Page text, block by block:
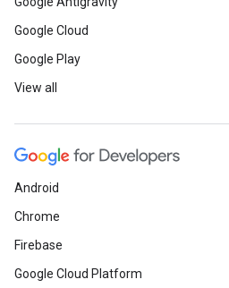
Google Cloud
Google Play
View all
Android
Chrome
Firebase
Google Cloud Platform